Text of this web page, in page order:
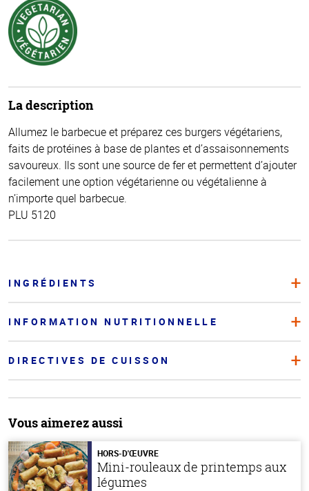
La description
Allumez le barbecue et préparez ces burgers végétariens,
faits de protéines à base de plantes et d’assaisonnements
savoureux. Ils sont une source de fer et permettent d’ajouter
facilement une option végétarienne ou végétalienne à
n’importe quel barbecue.
PLU 5120
INGRÉDIENTS
INFORMATION NUTRITIONNELLE
DIRECTIVES DE CUISSON
Vous aimerez aussi
HORS-D'ŒUVRE
Mini-rouleaux de printemps aux
légumes